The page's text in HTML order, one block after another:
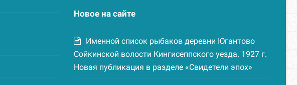
Новое на сайте
Именной список рыбаков деревни Югантово
Сойкинской волости Кингисеппского уезда. 1927 г.
Новая публикация в разделе «Свидетели эпох»